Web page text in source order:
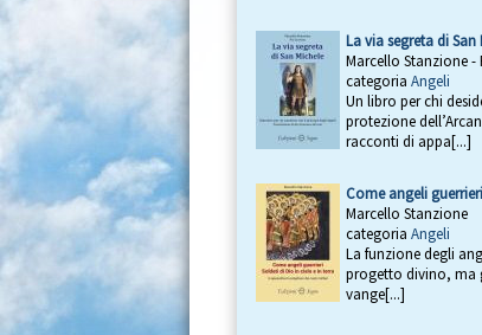
La via segreta di San
Marcello Stanzione
categoria Angeli
Un libro per chi
protezione
racconti di appa[...]
Come angeli guerrieri
Marcello Stanzione
categoria Angeli
La funzione degli
progetto divino, ma
vange[...]